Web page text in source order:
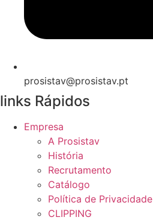
prosistav@prosistav.pt
links Rápidos
Empresa
A Prosistav
História
Recrutamento
Catálogo
Política de Privacidade
CLIPPING